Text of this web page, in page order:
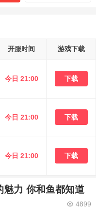
开服时间 游戏下载
今日 21:00 下载
今日 21:00 下载
今日 21:00 下载
魅力 你和鱼都知道
4899